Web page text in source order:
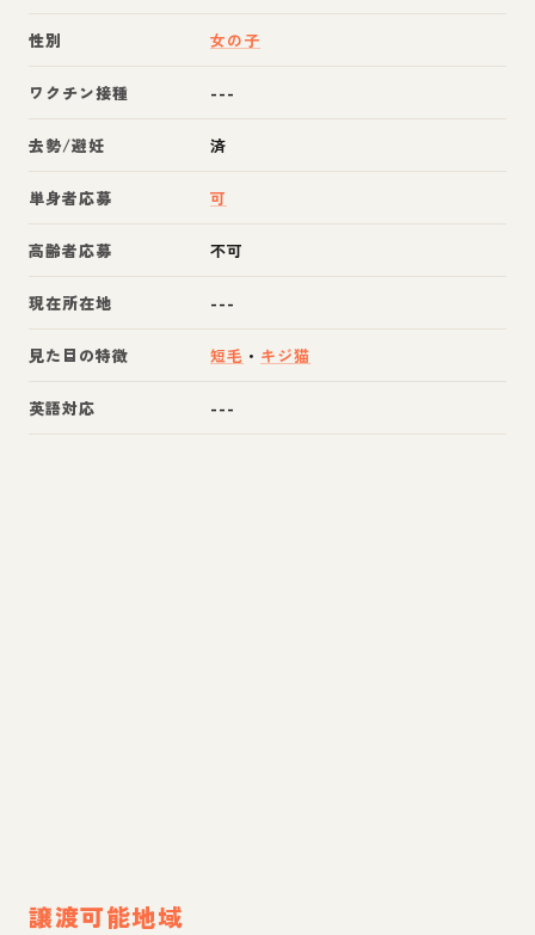
性別 女の子
ワクチン接種 ---
去勢/避妊 済
単身者応募 可
高齢者応募 不可
現在所在地 ---
見た目の特徴 短毛 ・ キジ猫
英語対応 ---
譲渡可能地域